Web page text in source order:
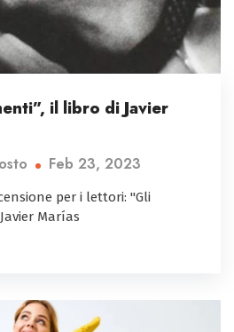
il libro di Javier
Feb 23, 2023
per i lettori: "Gli
Marías